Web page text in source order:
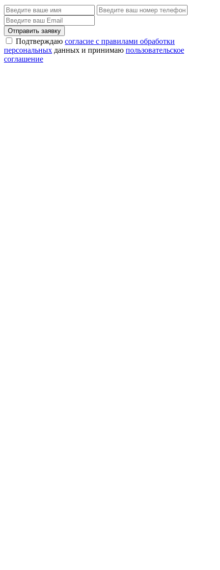
Отправить заявку
Подтверждаю согласие с правилами обработки
персональных данных и принимаю пользовательское
соглашение